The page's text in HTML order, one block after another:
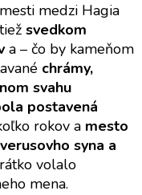
medzi Hagia
svedkom
a – čo by kameňom
chrámy,
svahu
postavená
rokov a mesto
syna a
volalo
mena.